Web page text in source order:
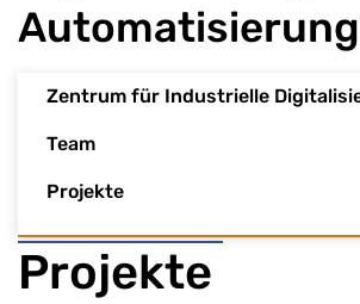
Automatisierung
Team
Projekte
Projekte ​